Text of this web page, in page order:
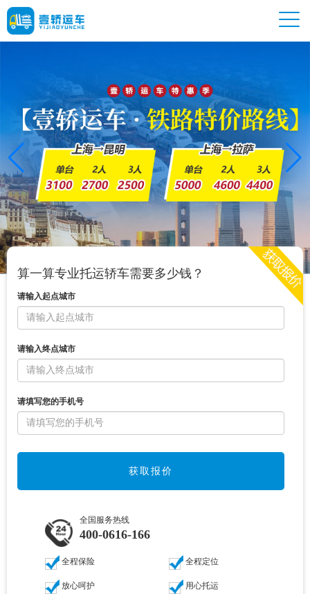
算一算专业托运轿车需要多少钱？
请输入起点城市
请输入终点城市
请填写您的手机号
获取报价
全国服务热线
400-0616-166
全程保险 全程定位
放心呵护 用心托运